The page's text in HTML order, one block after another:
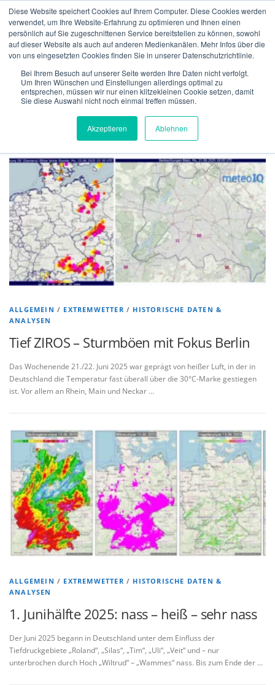
Diese Website speichert Cookies auf Ihrem Computer. Diese Cookies werden
verwendet, um Ihre Website-Erfahrung zu optimieren und Ihnen einen
persönlich auf Sie zugeschnittenen Service bereitstellen zu können, sowohl
auf dieser Website als auch auf anderen Medienkanälen. Mehr Infos über die
von uns eingesetzten Cookies finden Sie in unserer Datenschutzrichtlinie.
Bei Ihrem Besuch auf unserer Seite werden Ihre Daten nicht verfolgt.
Um Ihren Wünschen und Einstellungen allerdings optimal zu
entsprechen, müssen wir nur einen klitzekleinen Cookie setzen, damit
Sie diese Auswahl nicht noch einmal treffen müssen.
Akzeptieren Ablehnen
Inhalt
springen
ÜBER UNS VERSICHERUNGEN VERIFIKATION
TECHNOLGIE TEAM NEWS KONTAKT
DEUTSCH
SCHLAGWORT:SACHSEN
Neuigkeiten >Sachsen
ALLGEMEIN / EXTREMWETTER / HISTORISCHE DATEN &
ANALYSEN
Tief ZIROS – Sturmböen mit Fokus Berlin
Das Wochenende 21./22. Juni 2025 war geprägt von heißer Luft, in der in
Deutschland die Temperatur fast überall über die 30°C-Marke gestiegen
ist. Vor allem an Rhein, Main und Neckar …
ALLGEMEIN / EXTREMWETTER / HISTORISCHE DATEN &
ANALYSEN
1. Junihälfte 2025: nass – heiß – sehr nass
Der Juni 2025 begann in Deutschland unter dem Einfluss der
Tiefdruckgebiete „Roland“, „Silas“, „Tim“, „Uli“, „Veit“ und – nur
unterbrochen durch Hoch „Wiltrud“ – „Wammes“ nass. Bis zum Ende der …